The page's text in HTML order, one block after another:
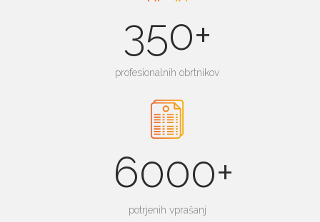
350+
profesionalnih obrtnikov
6000+
potrjenih vprašanj